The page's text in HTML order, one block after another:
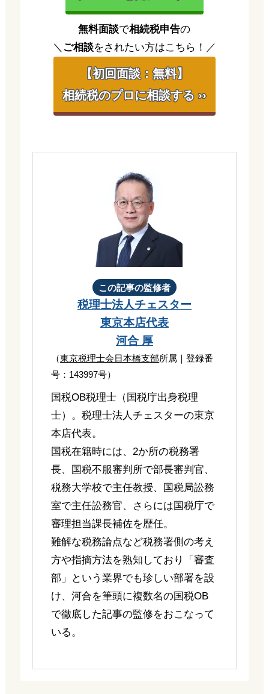
無料面談で相続税申告の
＼ ご相談をされたい方はこちら！／
【初回面談：無料】
相続税のプロに相談する ››
この記事の監修者
税理士法人チェスター
東京本店代表
河合 厚
（東京税理士会日本橋支部所属｜登録番
号：143997号）
国税OB税理士（国税庁出身税理
士）。税理士法人チェスターの東京
本店代表。
国税在籍時には、2か所の税務署
長、国税不服審判所で部長審判官、
税務大学校で主任教授、国税局訟務
室で主任訟務官、さらには国税庁で
審理担当課長補佐を歴任。
難解な税務論点など税務署側の考え
方や指摘方法を熟知しており「審査
部」という業界でも珍しい部署を設
け、河合を筆頭に複数名の国税OB
で徹底した記事の監修をおこなって
いる。